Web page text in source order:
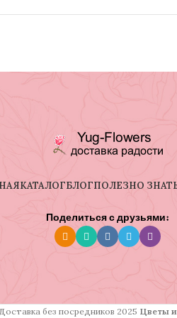
КАТАЛОГБЛОГПОЛЕЗНО
Поделиться с друзьями:
без посредников 2025 Цветы